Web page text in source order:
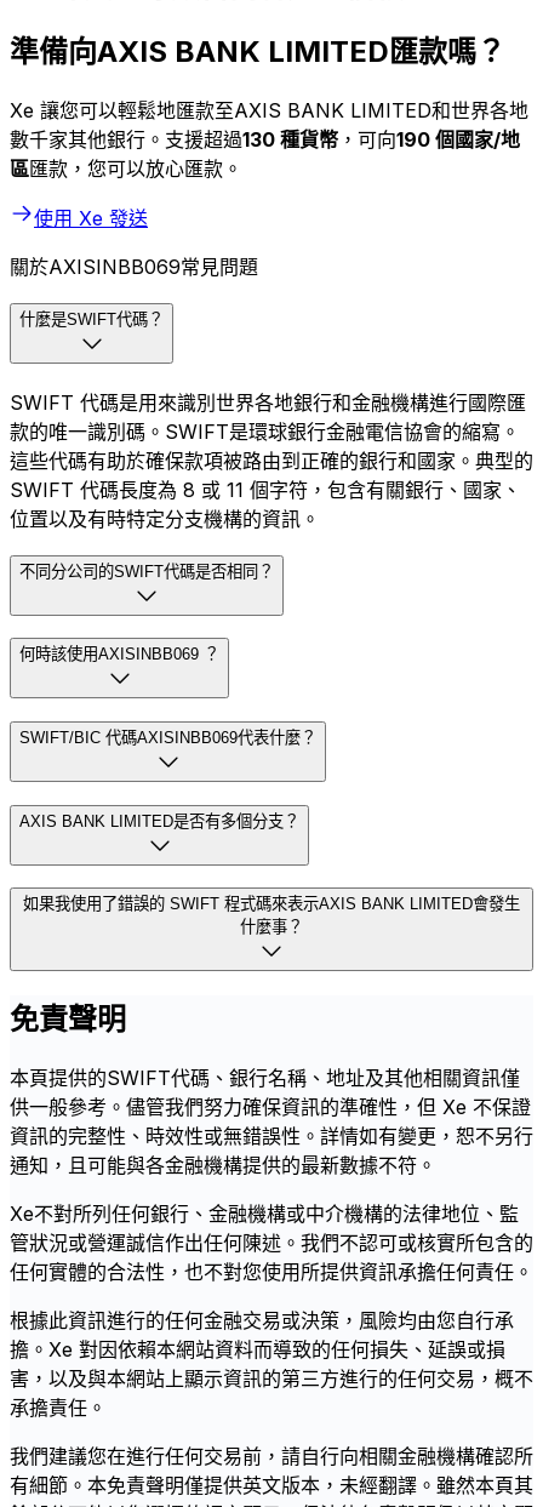
準備向AXIS BANK LIMITED匯款嗎？
Xe 讓您可以輕鬆地匯款至AXIS BANK LIMITED和世界各地
數千家其他銀行。支援超過130 種貨幣 ，可向190 個國家/地
區匯款，您可以放心匯款。
使用 Xe 發送
關於AXISINBB069常見問題
什麼是SWIFT代碼？
SWIFT 代碼是用來識別世界各地銀行和金融機構進行國際匯
款的唯一識別碼。SWIFT是環球銀行金融電信協會的縮寫。
這些代碼有助於確保款項被路由到正確的銀行和國家。典型的
SWIFT 代碼長度為 8 或 11 個字符，包含有關銀行、國家、
位置以及有時特定分支機構的資訊。
不同分公司的SWIFT代碼是否相同？
何時該使用AXISINBB069 ？
SWIFT/BIC 代碼AXISINBB069代表什麼？
AXIS BANK LIMITED是否有多個分支？
如果我使用了錯誤的 SWIFT 程式碼來表示AXIS BANK LIMITED會發生
什麼事？
免責聲明
本頁提供的SWIFT代碼、銀行名稱、地址及其他相關資訊僅
供一般參考。儘管我們努力確保資訊的準確性，但 Xe 不保證
資訊的完整性、時效性或無錯誤性。詳情如有變更，恕不另行
通知，且可能與各金融機構提供的最新數據不符。
Xe不對所列任何銀行、金融機構或中介機構的法律地位、監
管狀況或營運誠信作出任何陳述。我們不認可或核實所包含的
任何實體的合法性，也不對您使用所提供資訊承擔任何責任。
根據此資訊進行的任何金融交易或決策，風險均由您自行承
擔。Xe 對因依賴本網站資料而導致的任何損失、延誤或損
害，以及與本網站上顯示資訊的第三方進行的任何交易，概不
承擔責任。
我們建議您在進行任何交易前，請自行向相關金融機構確認所
有細節。本免責聲明僅提供英文版本，未經翻譯。雖然本頁其